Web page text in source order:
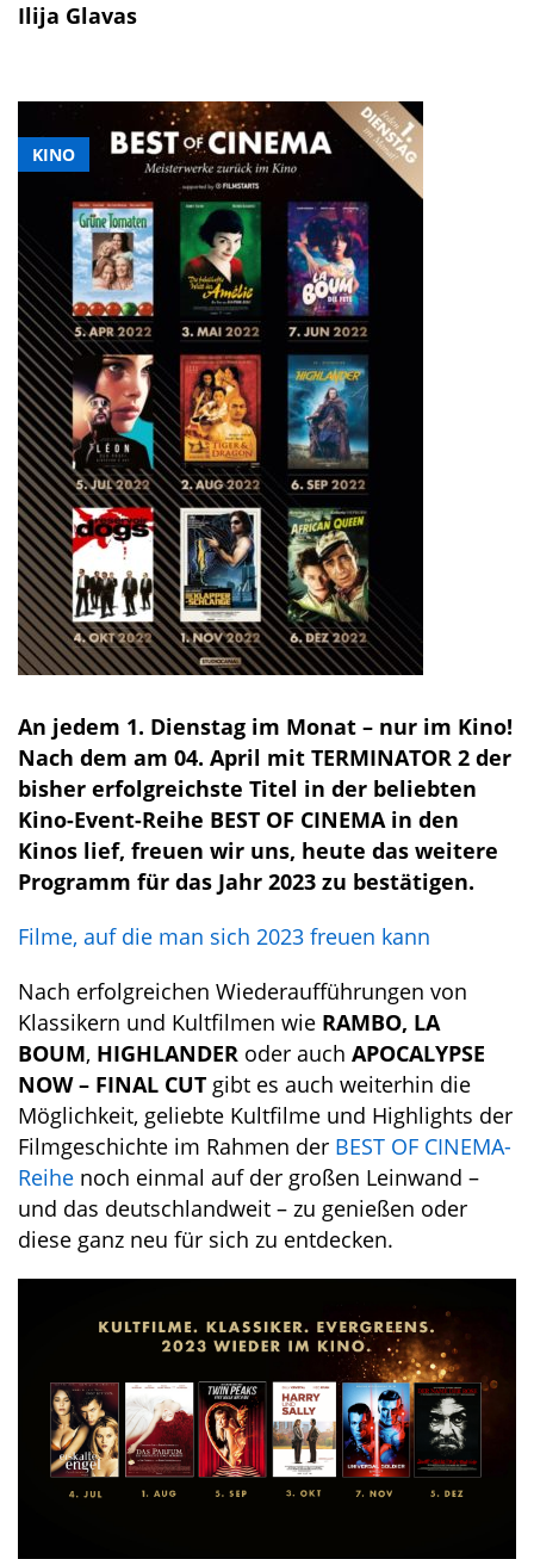
KINO
Ilija Glavas
An jedem 1. Dienstag im Monat – nur im Kino!
Nach dem am 04. April mit TERMINATOR 2 der
bisher erfolgreichste Titel in der beliebten
Kino-Event-Reihe BEST OF CINEMA in den
Kinos lief, freuen wir uns, heute das weitere
Programm für das Jahr 2023 zu bestätigen.
Filme, auf die man sich 2023 freuen kann
Nach erfolgreichen Wiederaufführungen von
Klassikern und Kultfilmen wie RAMBO, LA
BOUM, HIGHLANDER oder auch APOCALYPSE
NOW – FINAL CUT gibt es auch weiterhin die
Möglichkeit, geliebte Kultfilme und Highlights der
Filmgeschichte im Rahmen der BEST OF CINEMA-
Reihe noch einmal auf der großen Leinwand –
und das deutschlandweit – zu genießen oder
diese ganz neu für sich zu entdecken.